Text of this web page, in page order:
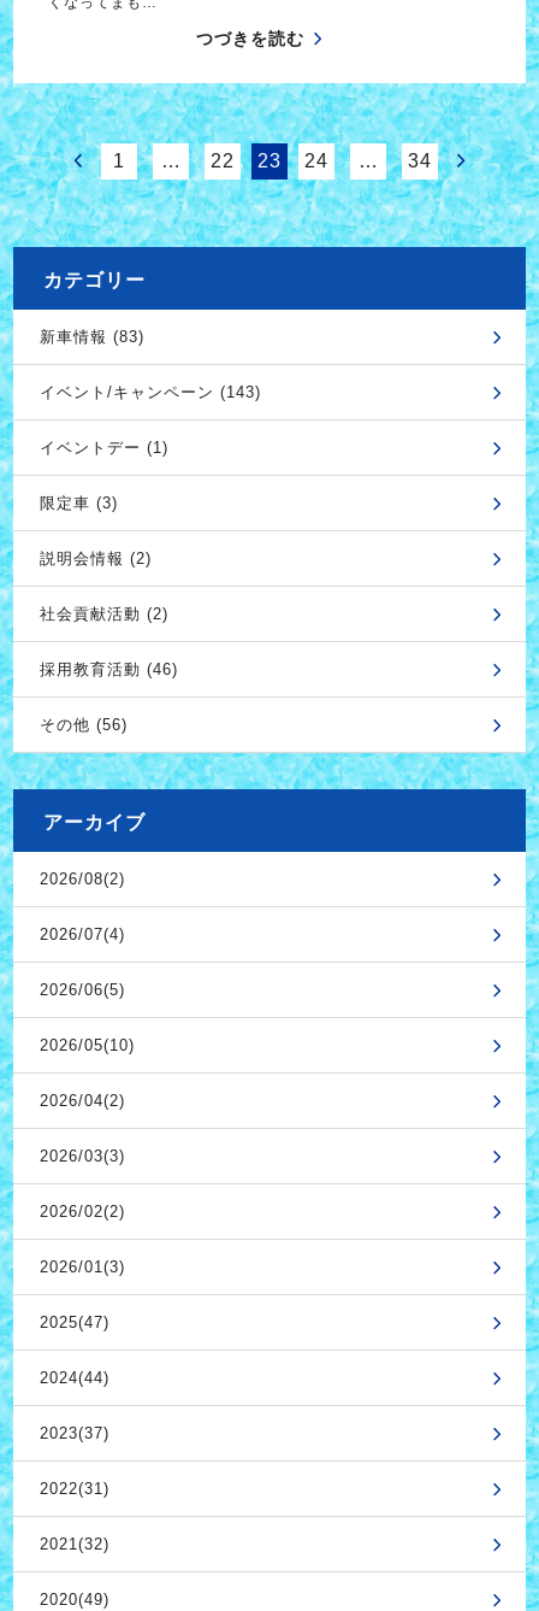
つづきを読む
1 … 22 23 24 … 34
カテゴリー
新車情報 (83)
イベント/キャンペーン (143)
イベントデー (1)
限定車 (3)
説明会情報 (2)
社会貢献活動 (2)
採用教育活動 (46)
その他 (56)
アーカイブ
2026/08(2)
2026/07(4)
2026/06(5)
2026/05(10)
2026/04(2)
2026/03(3)
2026/02(2)
2026/01(3)
2025(47)
2024(44)
2023(37)
2022(31)
2021(32)
2020(49)